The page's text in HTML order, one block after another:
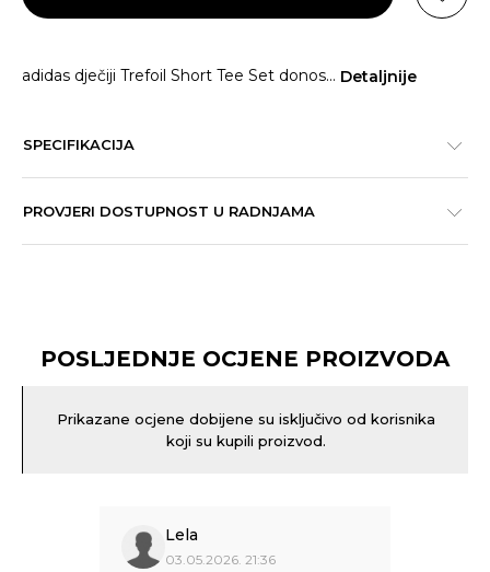
adidas dječiji Trefoil Short Tee Set donos... Detaljnije
SPECIFIKACIJA
PROVJERI DOSTUPNOST U RADNJAMA
POSLJEDNJE OCJENE PROIZVODA
Prikazane ocjene dobijene su isključivo od korisnika
koji su kupili proizvod.
Lela
03.05.2026. 21:36